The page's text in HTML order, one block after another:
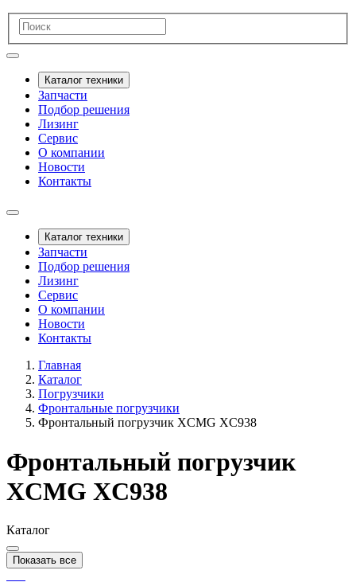
Каталог техники
Запчасти
Подбор решения
Лизинг
Сервис
О компании
Новости
Контакты
Каталог техники
Запчасти
Подбор решения
Лизинг
Сервис
О компании
Новости
Контакты
Главная
Каталог
Погрузчики
Фронтальные погрузчики
Фронтальный погрузчик XCMG XC938
Фронтальный погрузчик
XCMG XC938
Каталог
Показать все